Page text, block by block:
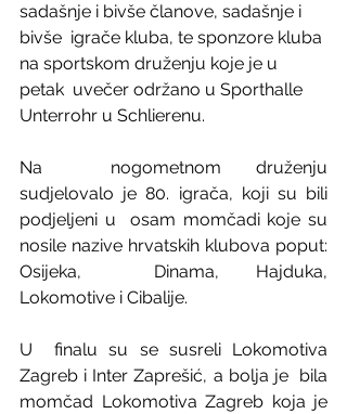
sadašnje i bivše članove, sadašnje i
bivše  igrače kluba, te sponzore kluba
na sportskom druženju koje je u
petak  uvečer održano u Sporthalle
Unterrohr u Schlierenu.
Na  nogometnom druženju
sudjelovalo je 80. igrača, koji su bili
podjeljeni u  osam momčadi koje su
nosile nazive hrvatskih klubova poput:
Osijeka,  Dinama, Hajduka,
Lokomotive i Cibalije.
U  finalu su se susreli Lokomotiva
Zagreb i Inter Zaprešić, a bolja je  bila
momčad Lokomotiva Zagreb koja je